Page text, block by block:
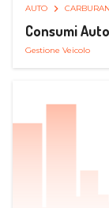
AUTO
Consumi
Gestione Veicolo